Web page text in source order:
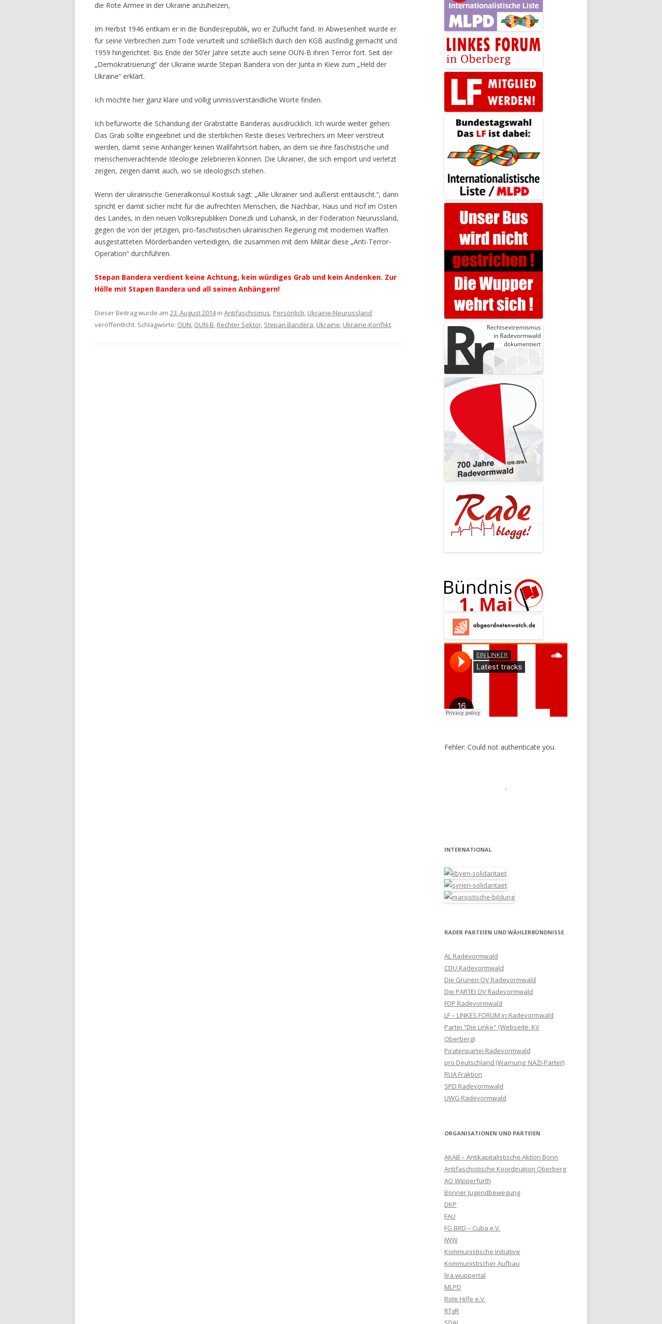
die Rote Armee in der Ukraine anzuheizen,
Im Herbst 1946 entkam er in die Bundesrepublik, wo er Zuflucht fand. In Abwesenheit wurde er
für seine Verbrechen zum Tode verurteilt und schließlich durch den KGB ausfindig gemacht und
1959 hingerichtet. Bis Ende der 50’er Jahre setzte auch seine OUN-B ihren Terror fort. Seit der
„Demokratisierung“ der Ukraine wurde Stepan Bandera von der Junta in Kiew zum „Held der
Ukraine“ erklärt.
Ich möchte hier ganz klare und völlig unmissverständliche Worte finden.
Ich befürworte die Schändung der Grabstätte Banderas ausdrücklich. Ich würde weiter gehen:
Das Grab sollte eingeebnet und die sterblichen Reste dieses Verbrechers im Meer verstreut
werden, damit seine Anhänger keinen Wallfahrtsort haben, an dem sie ihre faschistische und
menschenverachtende Ideologie zelebrieren können. Die Ukrainer, die sich empört und verletzt
zeigen, zeigen damit auch, wo sie ideologisch stehen.
Wenn der ukrainische Generalkonsul Kostiuk sagt: „Alle Ukrainer sind äußerst enttäuscht.“, dann
spricht er damit sicher nicht für die aufrechten Menschen, die Nachbar, Haus und Hof im Osten
des Landes, in den neuen Volksrepubliken Donezk und Luhansk, in der Föderation Neurussland,
gegen die von der jetzigen, pro-faschistischen ukrainischen Regierung mit modernen Waffen
ausgestatteten Mörderbanden verteidigen, die zusammen mit dem Militär diese „Anti-Terror-
Operation“ durchführen.
Stepan Bandera verdient keine Achtung, kein würdiges Grab und kein Andenken. Zur
Hölle mit Stapen Bandera und all seinen Anhängern!
Dieser Beitrag wurde am 23. August 2014in Antifaschismus, Persönlich, Ukraine-Neurussland
veröffentlicht. Schlagworte: OUN, OUN-B, Rechter Sektor, Stepan Bandera, Ukraine, Ukraine-Konflikt.
Fehler: Could not authenticate you.
INTERNATIONAL
RADER PARTEIEN UND WÄHLERBÜNDNISSE
AL Radevormwald
CDU Radevormwald
Die Grünen OV Radevormwald
Die PARTEI OV Radevormwald
FDP Radevormwald
LF – LINKES FORUM in Radevormwald
Partei "Die Linke" (Webseite: KV
Oberberg)
Piratenpartei Radevormwald
pro Deutschland (Warnung: NAZI-Partei!)
RUA Fraktion
SPD Radevormwald
UWG Radevormwald
ORGANISATIONEN UND PARTEIEN
AKAB – Antikapitalistische Aktion Bonn
Antifaschistische Koordination Oberberg
AO Wipperfürth
Bonner Jugendbewegung
DKP
FAU
FG BRD – Cuba e.V.
IWW
Kommunistische Initiative
Kommunistischer Aufbau
lira wuppertal
MLPD
Rote Hilfe e.V.
RTgR